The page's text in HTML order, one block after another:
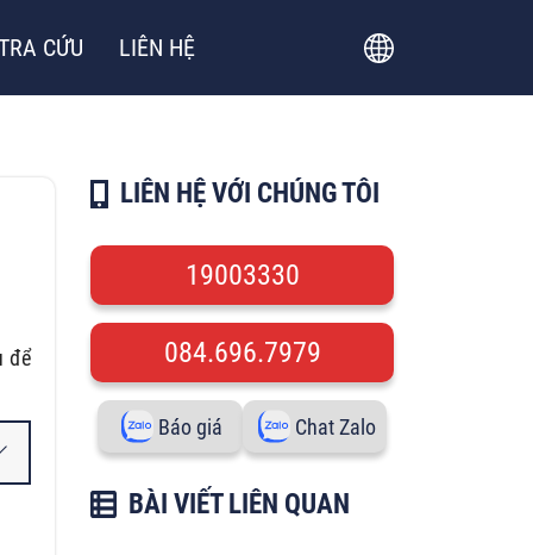
CỨU LIÊN HỆ
để
LIÊN HỆ VỚI CHÚNG TÔI
19003330
084.696.7979
Báo giá Chat Zalo
BÀI VIẾT LIÊN QUAN